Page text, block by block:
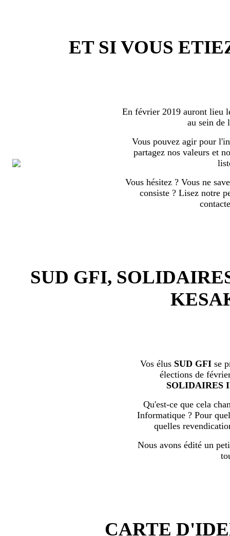
ET SI VOUS
En février 2019 auront lieu
au sein de
Vous pouvez agir pour
partagez nos valeurs et
Vous hésitez ? Vous ne
consiste ? Lisez notre
SUD GFI,
Vos élus SUD GFI se
élections de
SOLIDAIRES
Qu'est-ce que cela
Informatique ? Pour
quelles
Nous avons édité un
CARTE